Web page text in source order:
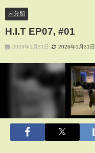
未分類
H.I.T EP07, #01
2026年1月31日 2026年1月31日